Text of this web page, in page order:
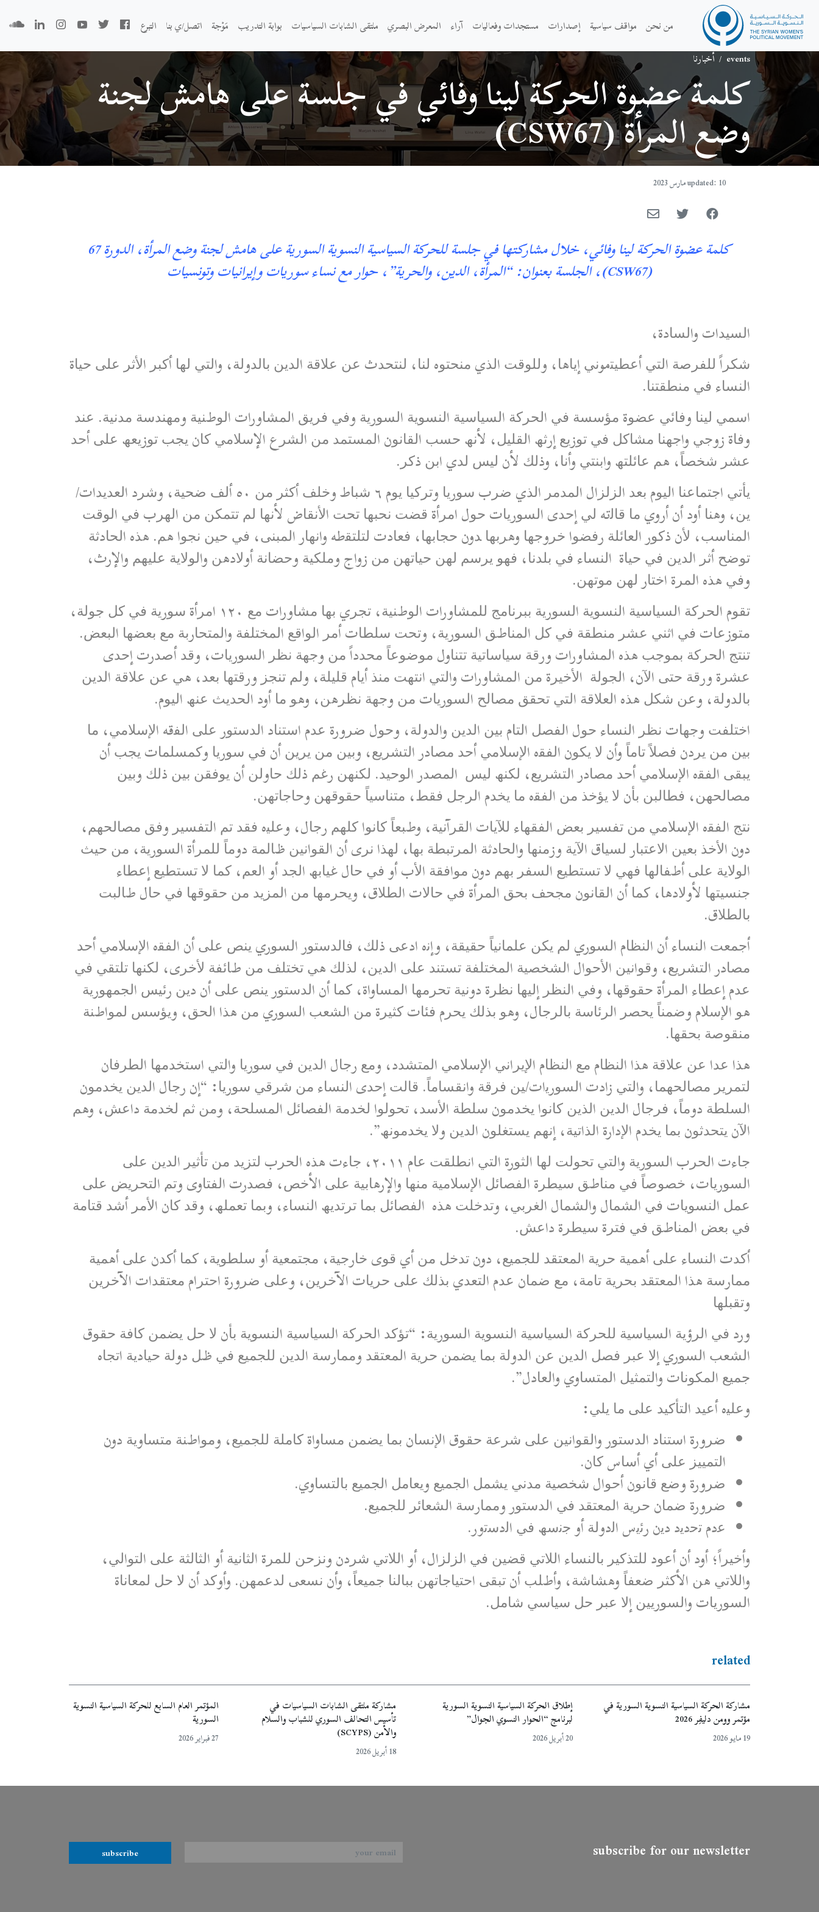
من نحن مواقف سياسية إصدارات مستجدات وفعاليات آراء المعرض البصري ملتقى الشابات السياسيات بوابة التدريب مَوْجة اتصل/ي بنا التبرع
events
/ أخبارنا
كلمة عضوة الحركة لينا وفائي في جلسة على هامش لجنة
وضع المرأة (CSW67)
updated: 10 مارس 2023
كلمة عضوة الحركة لينا وفائي، خلال مشاركتها في جلسة للحركة السياسية النسوية السورية على هامش لجنة وضع المرأة، الدورة 67
(CSW67)، الجلسة بعنوان: “المرأة، الدين، والحرية”، حوار مع نساء سوريات وإيرانيات وتونسيات
اﻟﺴﯿﺪات واﻟﺴﺎدة،
ﺷﻜﺮاً ﻟﻠﻔﺮﺻﺔ اﻟﺘﻲ أﻋﻄﯿﺘموﻧﻲ إﯾﺎھﺎ، وﻟﻠﻮﻗﺖ اﻟﺬي ﻣﻨﺤﺘﻮه ﻟﻨﺎ، ﻟﻨﺘﺤﺪث ﻋﻦ ﻋﻼﻗﺔ اﻟﺪﯾﻦ ﺑﺎﻟﺪوﻟﺔ، واﻟﺘﻲ ﻟﮭﺎ أﻛﺒﺮ اﻷﺛﺮ ﻋﻠﻰ ﺣﯿﺎة
اﻟﻨﺴﺎء ﻓﻲ ﻣﻨﻄﻘﺘﻨﺎ.
اﺳﻤﻲ ﻟﯿﻨﺎ وﻓﺎﺋﻲ ﻋﻀﻮة ﻣﺆﺳﺴﺔ ﻓﻲ اﻟﺤﺮﻛﺔ اﻟﺴﯿﺎﺳﯿﺔ اﻟﻨﺴﻮﯾﺔ اﻟﺴﻮرﯾﺔ وﻓﻲ ﻓﺮﯾﻖ اﻟﻤﺸﺎورات اﻟﻮطﻨﯿﺔ وﻣﮭﻨﺪﺳﺔ ﻣﺪﻧﯿﺔ. ﻋﻨﺪ
وﻓﺎة زوﺟﻲ واﺟﮭﻨﺎ ﻣﺸﺎﻛﻞ ﻓﻲ ﺗﻮزﯾﻊ إرﺛﮫ اﻟﻘﻠﯿﻞ، لأﻧﮫ ﺣﺴﺐ اﻟﻘﺎﻧﻮن اﻟﻤﺴﺘﻤﺪ ﻣﻦ اﻟﺸﺮع الإﺳﻼﻣﻲ ﻛﺎن ﯾﺠﺐ ﺗﻮزﯾﻌﮫ ﻋﻠﻰ أﺣﺪ
ﻋﺸﺮ ﺷﺨﺼﺎً، ھﻢ ﻋﺎﺋﻠﺘﮫ واﺑﻨﺘﻲ وأﻧﺎ، وذﻟﻚ لأن ﻟﯿﺲ ﻟﺪي اﺑﻦ ذﻛﺮ.
ﯾﺄﺗﻲ اﺟﺘﻤﺎﻋﻨﺎ اﻟﯿﻮم ﺑﻌﺪ اﻟﺰﻟﺰال اﻟﻤﺪﻣﺮ اﻟﺬي ﺿﺮب ﺳﻮرﯾﺎ وﺗﺮﻛﯿﺎ ﯾﻮم ٦ ﺷﺒﺎط وﺧﻠﻒ أﻛﺜﺮ ﻣﻦ ٥٠ أﻟﻒ ﺿﺤﯿﺔ، وﺷﺮد اﻟﻌﺪﯾﺪات/
ﯾﻦ، وھﻨﺎ أود أن أروي ﻣﺎ ﻗﺎﻟته ﻟﻲ إﺣﺪى اﻟﺴﻮرﯾﺎت ﺣﻮل اﻣﺮأة ﻗﻀﺖ ﻧﺤﺒﮭﺎ ﺗﺤﺖ اﻷﻧﻘﺎض لأﻧﮭﺎ ﻟﻢ ﺗﺘﻤﻜﻦ ﻣﻦ اﻟﮭﺮب ﻓﻲ اﻟﻮﻗﺖ
اﻟﻤﻨﺎﺳﺐ، ﻷن ذﻛﻮر اﻟﻌﺎﺋﻠﺔ رﻓﻀﻮا ﺧﺮوﺟﮭﺎ وھﺮﺑﮭﺎ ﺪون ﺣﺠﺎﺑﮭﺎ، ﻓﻌﺎدت ﻟﺘﻠﺘﻘطه واﻧﮭﺎر اﻟﻤﺒﻨﻰ، ﻓﻲ ﺣﯿﻦ ﻧﺠﻮا ھﻢ. ھﺬه اﻟﺤﺎدﺛﺔ
ﺗﻮﺿﺢ أﺛﺮ اﻟﺪﯾﻦ ﻓﻲ ﺣﯿﺎة اﻟﻨﺴﺎء ﻓﻲ ﺑﻠﺪﻧﺎ، ﻓﮭﻮ ﯾﺮﺳﻢ ﻟﮭﻦ ﺣﯿﺎﺗﮭﻦ ﻣﻦ زواج وﻣﻠﻜﯿﺔ وﺣﻀﺎﻧﺔ أوﻻدھﻦ واﻟﻮﻻﯾﺔ ﻋﻠﯿﮭﻢ والإرث،
وﻓﻲ ھﺬه اﻟﻤﺮة اﺧﺘﺎر ﻟﮭﻦ ﻣﻮﺗﮭﻦ.
ﺗﻘﻮم اﻟﺤﺮﻛﺔ اﻟﺴﯿﺎﺳﯿﺔ اﻟﻨﺴﻮﯾﺔ اﻟﺴﻮرﯾﺔ ﺑﺒﺮﻧﺎﻣﺞ ﻟﻠﻤﺸﺎورات اﻟﻮطﻨﯿﺔ، ﺗﺠﺮي ﺑﮭﺎ ﻣﺸﺎورات ﻣﻊ ١٢٠ اﻣﺮأة ﺳﻮرﯾﺔ ﻓﻲ ﻛﻞ ﺟﻮﻟﺔ،
ﻣﺘﻮزﻋﺎت ﻓﻲ اﺛﻨﻲ ﻋﺸﺮ ﻣﻨﻄﻘﺔ ﻓﻲ ﻛﻞ اﻟﻤﻨﺎطﻖ اﻟﺴﻮرﯾﺔ، وﺗﺤﺖ ﺳﻠﻄﺎت أﻣﺮ اﻟﻮاﻗﻊ اﻟﻤﺨﺘﻠﻔﺔ واﻟﻤﺘﺤﺎرﺑﺔ ﻣﻊ ﺑﻌﻀﮭﺎ اﻟﺒﻌﺾ.
ﺗﻨﺘﺞ اﻟﺤﺮﻛﺔ ﺑﻤﻮﺟﺐ ھﺬه اﻟﻤﺸﺎورات ورﻗﺔ ﺳﯿﺎﺳﺎﺗﯿﺔ ﺗﺘﻨﺎول ﻣﻮﺿﻮﻋﺎً ﻣﺤﺪداً ﻣﻦ وﺟﮭﺔ ﻧﻈﺮ اﻟﺴﻮرﯾﺎت، وﻗﺪ أﺻﺪرت إﺣﺪى
ﻋﺸﺮة ورﻗﺔ ﺣﺘﻰ اﻵن، اﻟﺠﻮﻟﺔ اﻷﺧﯿﺮة ﻣﻦ اﻟﻤﺸﺎورات واﻟﺘﻲ اﻧﺘﮭﺖ ﻣﻨﺬ أﯾﺎم ﻗﻠﯿﻠﺔ، وﻟﻢ ﺗﻨﺠﺰ ورﻗﺘﮭﺎ ﺑﻌﺪ، ھﻲ ﻋﻦ ﻋﻼﻗﺔ اﻟﺪﯾﻦ
ﺑﺎﻟﺪوﻟﺔ، وﻋﻦ ﺷﻜﻞ ھﺬه اﻟﻌﻼﻗﺔ اﻟﺘﻲ ﺗﺤﻘﻖ ﻣﺼﺎﻟﺢ اﻟﺴﻮرﯾﺎت ﻣﻦ وﺟﮭﺔ ﻧﻈﺮھﻦ، وھﻮ ﻣﺎ أود اﻟﺤﺪﯾﺚ ﻋﻨﮫ اﻟﯿﻮم.
اﺧﺘﻠﻔﺖ وﺟﮭﺎت ﻧﻈﺮ اﻟﻨﺴﺎء ﺣﻮل اﻟﻔﺼﻞ اﻟﺘﺎم ﺑﯿﻦ اﻟﺪﯾﻦ واﻟﺪوﻟﺔ، وﺣﻮل ﺿﺮورة ﻋﺪم اﺳﺘﻨﺎد اﻟﺪﺳﺘﻮر ﻋﻠﻰ اﻟﻔقه اﻹﺳﻼﻣﻲ، ﻣﺎ
ﺑﯿﻦ ﻣﻦ ﯾﺮدن ﻓﺼﻼً ﺗﺎﻣﺎً وأن ﻻ ﯾﻜﻮن اﻟﻔﻘه اﻹﺳﻼﻣﻲ أﺣﺪ ﻣﺼﺎدر اﻟﺘﺸﺮﯾﻊ، وﺑﯿﻦ ﻣﻦ ﯾﺮﯾﻦ أن ﻓﻲ ﺳﻮرﯾﺎ وﻛﻤﺴﻠﻤﺎت ﯾﺠﺐ أن
ﯾﺒﻘﻰ اﻟﻔﻘه اﻹﺳﻼﻣﻲ أﺣﺪ ﻣﺼﺎدر اﻟﺘﺸﺮﯾﻊ، ﻟﻜﻨﮫ ﻟﯿﺲ اﻟﻤﺼﺪر اﻟﻮﺣﯿﺪ. ﻟﻜﻨﮭﻦ رﻏﻢ ذﻟﻚ ﺣﺎوﻟﻦ أن ﯾﻮﻓﻘﻦ ﺑﯿﻦ ذﻟﻚ وﺑﯿﻦ
ﻣﺼﺎﻟﺤﮭﻦ، ﻓﻄﺎﻟﺒﻦ ﺑﺄن ﻻ ﯾﺆﺧﺬ ﻣﻦ اﻟﻔﻘه ﻣﺎ ﯾﺨﺪم اﻟﺮﺟﻞ ﻓﻘﻂ، ﻣﺘﻨﺎﺳﯿﺎً ﺣﻘﻮﻗﮭﻦ وﺣﺎﺟﺎﺗﮭﻦ.
ﻧﺘﺞ اﻟﻔﻘه اﻹﺳﻼﻣﻲ ﻣﻦ ﺗﻔﺴﯿﺮ ﺑﻌﺾ اﻟﻔﻘﮭﺎء ﻟﻶﯾﺎت اﻟﻘﺮآﻧﯿﺔ، وطﺒﻌﺎً ﻛﺎﻧﻮا ﻛﻠﮭﻢ رﺟﺎل، وﻋﻠﯿه ﻓﻘﺪ ﺗﻢ اﻟﺘﻔﺴﯿﺮ وﻓﻖ ﻣﺼﺎﻟﺤﮭﻢ،
دون اﻷﺧﺬ ﺑﻌﯿﻦ اﻻﻋﺘﺒﺎر ﻟﺴﯿﺎق اﻵﯾﺔ وزﻣﻨﮭﺎ واﻟﺤﺎدﺛﺔ اﻟﻤﺮﺗﺒﻄﺔ ﺑﮭﺎ، ﻟﮭﺬا ﻧﺮى أن اﻟﻘﻮاﻧﯿﻦ ظﺎﻟﻤﺔ دوﻣﺎً ﻟﻠﻤﺮأة اﻟﺴﻮرﯾﺔ، ﻣﻦ ﺣﯿﺚ
اﻟﻮﻻﯾﺔ ﻋﻠﻰ أطﻔﺎﻟﮭﺎ ﻓﮭﻲ ﻻ ﺗﺴﺘﻄﯿﻊ اﻟﺴﻔﺮ ﺑﮭﻢ دون ﻣﻮاﻓﻘﺔ اﻷب أو ﻓﻲ ﺣﺎل ﻏﯿﺎﺑﮫ اﻟﺠﺪ أو اﻟﻌﻢ، ﻛﻤﺎ ﻻ ﺗﺴﺘﻄﯿﻊ إﻋﻄﺎء
ﺟﻨﺴﯿﺘﮭﺎ لأوﻻدھﺎ، ﻛﻤﺎ أن اﻟﻘﺎﻧﻮن ﻣﺠﺤﻒ ﺑﺤﻖ اﻟﻤﺮأة ﻓﻲ ﺣﺎﻻت اﻟﻄﻼق، وﯾﺤﺮﻣﮭﺎ ﻣﻦ اﻟﻤﺰﯾﺪ ﻣﻦ ﺣﻘﻮﻗﮭﺎ ﻓﻲ ﺣﺎل طﺎﻟﺒﺖ
ﺑﺎﻟﻄﻼق.
أﺟﻤﻌﺖ اﻟﻨﺴﺎء أن اﻟﻨﻈﺎم اﻟﺴﻮري ﻟﻢ ﯾﻜﻦ ﻋﻠﻤﺎﻧﯿﺎً ﺣﻘﯿﻘﺔ، وإﻧه ادﻋﻰ ذﻟﻚ، ﻓﺎﻟﺪﺳﺘﻮر اﻟﺴﻮري ﯾﻨﺺ ﻋﻠﻰ أن اﻟﻔﻘه اﻹﺳﻼﻣﻲ أﺣﺪ
ﻣﺼﺎدر اﻟﺘﺸﺮﯾﻊ، وﻗﻮاﻧﯿﻦ اﻷﺣﻮال اﻟﺸﺨﺼﯿﺔ اﻟﻤﺨﺘﻠﻔﺔ ﺗﺴﺘﻨﺪ ﻋﻠﻰ اﻟﺪﯾﻦ، ﻟﺬﻟﻚ ھﻲ ﺗﺨﺘﻠﻒ ﻣﻦ طﺎﺋﻔﺔ ﻷﺧﺮى، ﻟﻜﻨﮭﺎ ﺗﻠﺘﻘﻲ ﻓﻲ
ﻋﺪم إﻋﻄﺎء اﻟﻤﺮأة ﺣﻘﻮﻗﮭﺎ، وﻓﻲ اﻟﻨﻈﺮ إﻟﯿﮭﺎ ﻧﻈﺮة دوﻧﯿﺔ ﺗﺤﺮﻣﮭﺎ اﻟﻤﺴﺎواة، ﻛﻤﺎ أن اﻟﺪﺳﺘﻮر ﯾﻨﺺ ﻋﻠﻰ أن دﯾﻦ رﺋﯿﺲ اﻟﺠﻤﮭﻮرﯾﺔ
ھﻮ اﻹﺳﻼم وﺿﻤﻨﺎً ﯾﺤﺼﺮ اﻟﺮﺋﺎﺳﺔ ﺑﺎﻟﺮﺟﺎل، وھﻮ ﺑﺬﻟﻚ ﯾﺤﺮم ﻓﺌﺎت ﻛﺜﯿﺮة ﻣﻦ اﻟﺸﻌﺐ اﻟﺴﻮري ﻣﻦ ھﺬا اﻟﺤﻖ، وﯾﺆﺳﺲ ﻟﻤﻮاطﻨﺔ
ﻣﻨﻘﻮﺻﺔ ﺑﺤﻘﮭﺎ.
ھﺬا ﻋﺪا ﻋﻦ ﻋﻼﻗﺔ ھﺬا اﻟﻨﻈﺎم ﻣﻊ اﻟﻨﻈﺎم اﻹﯾﺮاﻧﻲ اﻹﺳﻼﻣﻲ اﻟﻤﺘﺸﺪد، وﻣﻊ رﺟﺎل اﻟﺪﯾﻦ ﻓﻲ ﺳﻮرﯾﺎ واﻟﺘﻲ اﺳﺘﺨﺪﻣﮭﺎ اﻟﻄﺮﻓﺎن
ﻟﺘﻤﺮﯾﺮ ﻣﺼﺎﻟﺤﮭﻤﺎ، واﻟﺘﻲ زادت اﻟﺴﻮرﯾات/ﯿﻦ ﻓﺮﻗﺔ واﻧﻘﺴﺎﻣﺎً. ﻗﺎﻟﺖ إﺣﺪى اﻟﻨﺴﺎء ﻣﻦ ﺷﺮﻗﻲ ﺳﻮرﯾﺎ: “إن رﺟﺎل اﻟﺪﯾﻦ ﯾﺨﺪﻣﻮن
اﻟﺴﻠﻄﺔ دوﻣﺎً، ﻓﺮﺟﺎل اﻟﺪﯾﻦ اﻟﺬﯾﻦ ﻛﺎﻧﻮا ﯾﺨﺪﻣﻮن ﺳﻠﻄﺔ اﻷﺳﺪ، ﺗﺤﻮﻟﻮا ﻟﺨﺪﻣﺔ اﻟﻔﺼﺎﺋﻞ اﻟﻤﺴﻠﺤﺔ، وﻣﻦ ﺛﻢ ﻟﺨﺪﻣﺔ داﻋﺶ، وھﻢ
اﻵن ﯾﺘﺤﺪﺛﻮن ﺑﻤﺎ ﯾﺨﺪم اﻹدارة اﻟﺬاﺗﯿﺔ، إﻧﮭﻢ ﯾﺴﺘﻐﻠﻮن اﻟﺪﯾﻦ وﻻ ﯾﺨﺪﻣﻮﻧﮫ”.
ﺟﺎءت اﻟﺤﺮب اﻟﺴﻮرﯾﺔ واﻟﺘﻲ ﺗﺤﻮﻟﺖ ﻟﮭﺎ اﻟﺜﻮرة اﻟﺘﻲ اﻧﻄﻠﻘﺖ ﻋﺎم ٢٠١١، ﺟﺎءت ھﺬه اﻟﺤﺮب ﻟﺘﺰﯾﺪ ﻣﻦ ﺗﺄﺛﯿﺮ اﻟﺪﯾﻦ ﻋﻠﻰ
اﻟﺴﻮرﯾﺎت، ﺧﺼﻮﺻﺎً ﻓﻲ ﻣﻨﺎطﻖ ﺳﯿﻄﺮة اﻟﻔﺼﺎﺋﻞ اﻹﺳﻼﻣﯿﺔ ﻣﻨﮭﺎ والإرھﺎﺑﯿﺔ ﻋﻠﻰ الأﺧﺺ، ﻓﺼﺪرت اﻟﻔﺘﺎوى وﺗﻢ اﻟﺘﺤﺮﯾﺾ ﻋﻠﻰ
ﻋﻤﻞ اﻟﻨﺴﻮﯾﺎت ﻓﻲ اﻟﺸﻤﺎل واﻟﺸﻤﺎل اﻟﻐﺮﺑﻲ، وﺗﺪﺧﻠﺖ ھﺬه اﻟﻔﺼﺎﺋﻞ ﺑﻤﺎ ﺗﺮﺗﺪﯾﮫ اﻟﻨﺴﺎء، وﺑﻤﺎ ﺗﻌﻤﻠﮫ، وﻗﺪ ﻛﺎن اﻷﻣﺮ أﺷﺪ ﻗﺘﺎﻣﺔ
ﻓﻲ ﺑﻌﺾ اﻟﻤﻨﺎطﻖ ﻓﻲ ﻓﺘﺮة ﺳﯿﻄﺮة داﻋﺶ.
أﻛﺪت اﻟﻨﺴﺎء ﻋﻠﻰ أھﻤﯿﺔ ﺣﺮﯾﺔ اﻟﻤﻌﺘﻘﺪ ﻟﻠﺠﻤﯿﻊ، دون ﺗﺪﺧﻞ ﻣﻦ أي ﻗﻮى ﺧﺎرﺟﯿﺔ، ﻣﺠﺘﻤﻌﯿﺔ أو ﺳﻠﻄﻮﯾﺔ، ﻛﻤﺎ أﻛﺪن ﻋﻠﻰ أھﻤﯿﺔ
ﻣﻤﺎرﺳﺔ ھﺬا اﻟﻤﻌﺘﻘﺪ ﺑﺤﺮﯾﺔ ﺗﺎﻣﺔ، ﻣﻊ ﺿﻤﺎن ﻋﺪم اﻟﺘﻌﺪي ﺑﺬﻟﻚ ﻋﻠﻰ ﺣﺮﯾﺎت الآﺧﺮﯾﻦ، وﻋﻠﻰ ﺿﺮورة اﺣﺘﺮام ﻣﻌﺘﻘﺪات الآﺧﺮﯾﻦ
وﺗﻘﺒﻠﮭﺎ
ورد ﻓﻲ اﻟﺮؤﯾﺔ اﻟﺴﯿﺎﺳﯿﺔ ﻟﻠﺤﺮﻛﺔ اﻟﺴﯿﺎﺳﯿﺔ اﻟﻨﺴﻮﯾﺔ اﻟﺴﻮرﯾﺔ: “ﺗﺆﻛﺪ اﻟﺤﺮﻛﺔ اﻟﺴﯿﺎﺳﯿﺔ اﻟﻨﺴﻮﯾﺔ ﺑﺄن ﻻ ﺣﻞ ﯾﻀﻤﻦ ﻛﺎﻓﺔ ﺣﻘﻮق
اﻟﺸﻌﺐ اﻟﺴﻮري إﻻ ﻋﺒﺮ ﻓﺼﻞ اﻟﺪﯾﻦ ﻋﻦ اﻟﺪوﻟﺔ ﺑﻤﺎ ﯾﻀﻤﻦ ﺣﺮﯾﺔ اﻟﻤﻌﺘﻘﺪ وﻣﻤﺎرﺳﺔ اﻟﺪﯾﻦ ﻟﻠﺠﻤﯿﻊ ﻓﻲ ظﻞ دوﻟﺔ ﺣﯿﺎدﯾﺔ اﺗﺠﺎه
ﺟﻤﯿﻊ اﻟﻤﻜﻮﻧﺎت واﻟﺘﻤﺜﯿﻞ اﻟﻤﺘﺴﺎوي واﻟﻌﺎدل”.
وﻋﻠﯿه أﻋﯿﺪ اﻟﺘﺄﻛﯿﺪ ﻋﻠﻰ ﻣﺎ ﯾﻠﻲ:
ﺿﺮورة اﺳﺘﻨﺎد اﻟﺪﺳﺘﻮر واﻟﻘﻮاﻧﯿﻦ ﻋﻠﻰ ﺷﺮﻋﺔ ﺣﻘﻮق اﻹﻧﺴﺎن ﺑﻤﺎ ﯾﻀﻤﻦ ﻣﺴﺎواة ﻛﺎﻣﻠﺔ ﻟﻠﺠﻤﯿﻊ، وﻣﻮاطﻨﺔ ﻣﺘﺴﺎوﯾﺔ دون
اﻟﺘﻤﯿﯿﺰ ﻋﻠﻰ أي أﺳﺎس ﻛﺎن.
ﺿﺮورة وﺿﻊ ﻗﺎﻧﻮن أﺣﻮال ﺷﺨﺼﯿﺔ ﻣﺪﻧﻲ ﯾﺸﻤﻞ اﻟﺠﻤﯿﻊ وﯾﻌﺎﻣﻞ اﻟﺠﻤﯿﻊ ﺑﺎﻟﺘﺴﺎوي.
ﺿﺮورة ﺿﻤﺎن ﺣﺮﯾﺔ اﻟﻤﻌﺘﻘﺪ ﻓﻲ اﻟﺪﺳﺘﻮر وﻣﻤﺎرﺳﺔ اﻟﺸﻌﺎﺋﺮ ﻟﻠﺠﻤﯿﻊ.
ﻋدم ﺗﺣدﯾد دﯾن رﺋﯾس اﻟدوﻟﺔ أو ﺟﻧﺳﮫ ﻓﻲ اﻟدﺳﺗور.
وأﺧﯿﺮاً؛ أود أن أﻋﻮد ﻟﻠﺘﺬﻛﯿﺮ ﺑﺎﻟﻨﺴﺎء اﻟﻼﺗﻲ ﻗﻀﯿﻦ ﻓﻲ اﻟﺰﻟﺰال، أو اﻟﻼﺗﻲ ﺷﺮدن وﻧﺰﺣﻦ ﻟﻠﻤﺮة اﻟﺜﺎﻧﯿﺔ أو اﻟﺜﺎﻟﺜﺔ ﻋﻠﻰ اﻟﺘﻮاﻟﻲ،
واﻟﻼﺗﻲ ھﻦ الأﻛﺜﺮ ﺿﻌﻔﺎً وھﺸﺎﺷﺔ، وأطﻠﺐ أن ﺗﺒﻘﻰ اﺣﺘﯿﺎﺟﺎﺗﮭﻦ ﺑﺒﺎﻟﻨﺎ ﺟﻤﯿﻌﺎً، وأن ﻧﺴﻌﻰ ﻟﺪﻋﻤﮭﻦ. وأوﻛﺪ أن ﻻ ﺣﻞ ﻟﻤﻌﺎﻧﺎة
اﻟﺴﻮرﯾﺎت واﻟﺴﻮرﯾﯿﻦ إﻻ ﻋﺒﺮ ﺣﻞ ﺳﯿﺎﺳﻲ ﺷﺎﻣﻞ.
related
مشاركة الحركة السياسية النسوية السورية في
مؤتمر وومن دليفِر 2026
19 مايو 2026
إطلاق الحركة السياسية النسوية السورية
لبرنامج “الحوار النسوي الجوال”
20 أبريل 2026
مشاركة ملتقى الشابات السياسيات في
تأسيس التحالف السوري للشباب والسلام
والأمن (SCYPS)
18 أبريل 2026
المؤتمر العام السابع للحركة السياسية النسوية
السورية
27 فبراير 2026
subscribe for our newsletter
subscribe